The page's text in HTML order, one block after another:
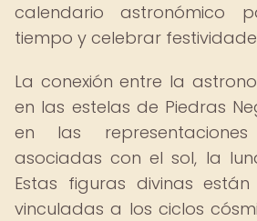
calendario astronómico
tiempo y celebrar
La conexión entre la
en las estelas de Piedras
en las
asociadas con el sol, la
Estas figuras divinas están
vinculadas a los ciclos